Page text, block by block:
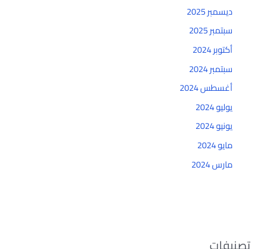
ديسمبر 2025
سبتمبر 2025
أكتوبر 2024
سبتمبر 2024
أغسطس 2024
يوليو 2024
يونيو 2024
مايو 2024
مارس 2024